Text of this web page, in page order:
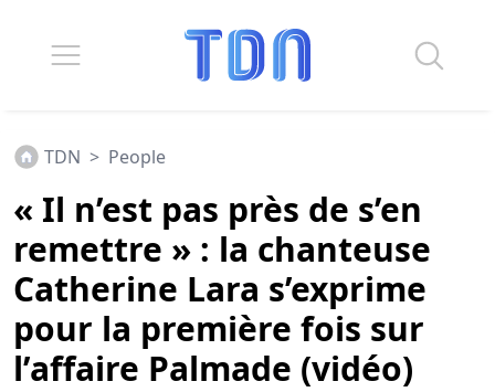
TDN > People
« Il n’est pas près de s’en
remettre » : la chanteuse
Catherine Lara s’exprime
pour la première fois sur
l’affaire Palmade (vidéo)